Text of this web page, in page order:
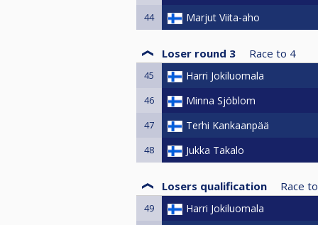
44 Marjut Viita-aho
Loser round 3 Race to 4
45 Harri Jokiluomala
46 Minna Sjöblom
47 Terhi Kankaanpää
48 Jukka Takalo
Losers qualification Race to
49 Harri Jokiluomala